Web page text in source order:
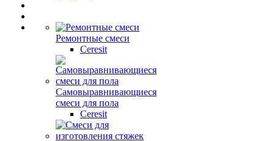
Ремонтные смеси
Ceresit
Самовыравнивающиеся
смеси для пола
Ceresit